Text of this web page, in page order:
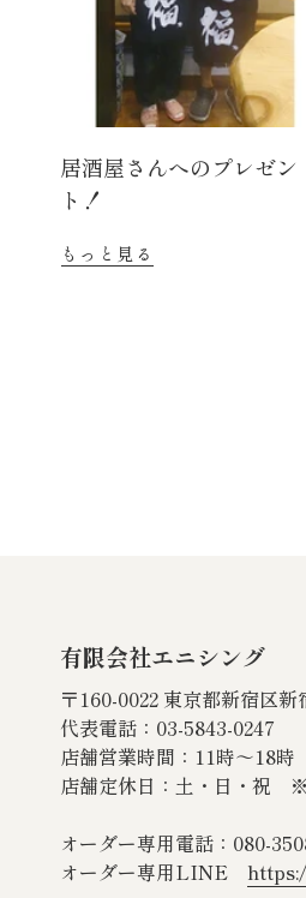
居酒屋さんへのプレゼン
ト！
もっと見る
有限会社エニシング
〒160-0022 東京都新宿区
代表電話：03-5843-0247
店舗営業時間：11時～18時
店舗定休日：土・日・祝 ※
オーダー専用電話：
オーダー専用LINE